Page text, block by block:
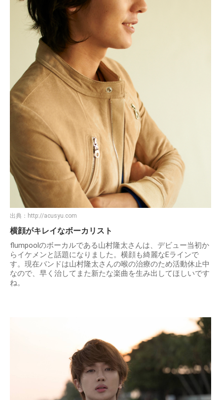
出典： http://acusyu.com
横顔がキレイなボーカリスト
flumpoolのボーカルである山村隆太さんは、デビュー当初か
らイケメンと話題になりました。横顔も綺麗なEラインで
す。現在バンドは山村隆太さんの喉の治療のため活動休止中
なので、早く治してまた新たな楽曲を生み出してほしいです
ね。